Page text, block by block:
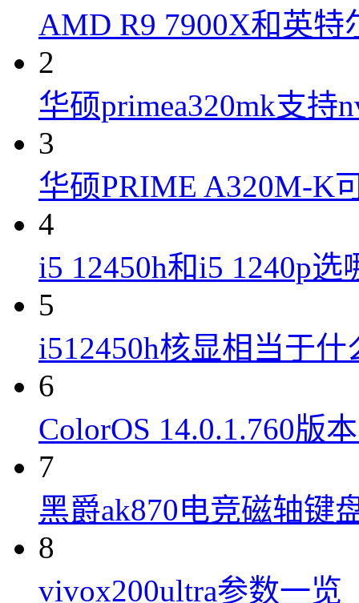
AMD R9 7900X和英特
2
华硕primea320mk支持
3
华硕PRIME A320M-K
4
i5 12450h和i5 1240p选
5
i512450h核显相当于什
6
ColorOS 14.0.1.760版
7
黑爵ak870电竞磁轴键
8
vivox200ultra参数一览